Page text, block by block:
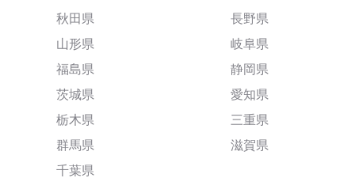
秋田県
山形県
福島県
茨城県
栃木県
群馬県
千葉県
長野県
岐阜県
静岡県
愛知県
三重県
滋賀県